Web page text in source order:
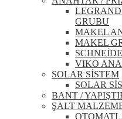
GRUBU
MAKEL
MAKEL
VIKO
SOLAR SİSTEM
SOLAR
BANT /
ŞALT